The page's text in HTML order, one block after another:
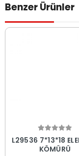
Benzer Ürünler
L29536 7*13*18 ELEKTRİK
KÖMÜRÜ